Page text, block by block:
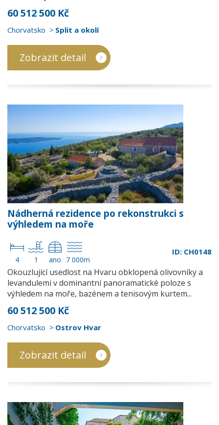
60 512 500 Kč
Chorvatsko Split a okolí
Zobrazit detail
Nádherná rezidence po rekonstrukci s
výhledem na moře
4 1 ano 7 000m
ID: CH0148
Okouzlující usedlost na Hvaru obklopená olivovníky a
levandulemi v dominantní panoramatické poloze s
výhledem na moře, bazénem a tenisovým kurtem...
60 512 500 Kč
Chorvatsko Ostrov Hvar
Zobrazit detail